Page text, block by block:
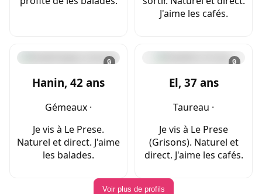
J'aime les cafés.
🔒
Hanin, 42 ans
Gémeaux ·
Je vis à Le Prese.
Naturel et direct. J'aime
les balades.
🔒
El, 37 ans
Taureau ·
Je vis à Le Prese
(Grisons). Naturel et
direct. J'aime les cafés.
Voir plus de profils